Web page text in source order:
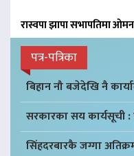
रास्वपा झापा सभापतिमा
पत्र-पत्रिका
बिहान नौ बजेदेखि नै
सरकारका सय कार्यसूची :
सिंहदरबारकै जग्गा